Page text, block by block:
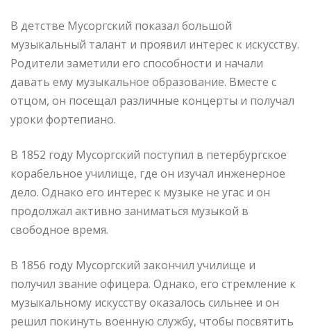
В детстве Мусоргский показал большой
музыкальный талант и проявил интерес к искусству.
Родители заметили его способности и начали
давать ему музыкальное образование. Вместе с
отцом, он посещал различные концерты и получал
уроки фортепиано.
В 1852 году Мусоргский поступил в петербургское
корабельное училище, где он изучал инженерное
дело. Однако его интерес к музыке не угас и он
продолжал активно заниматься музыкой в
свободное время.
В 1856 году Мусоргский закончил училище и
получил звание офицера. Однако, его стремление к
музыкальному искусству оказалось сильнее и он
решил покинуть военную службу, чтобы посвятить